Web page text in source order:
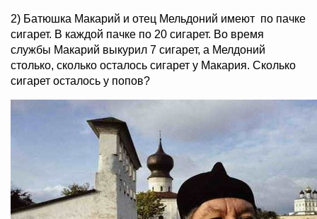
2) Батюшка Макарий и отец Мельдоний имеют по пачке
сигарет. В каждой пачке по 20 сигарет. Во время
службы Макарий выкурил 7 сигарет, а Мелдоний
столько, сколько осталось сигарет у Макария. Сколько
сигарет осталось у попов?